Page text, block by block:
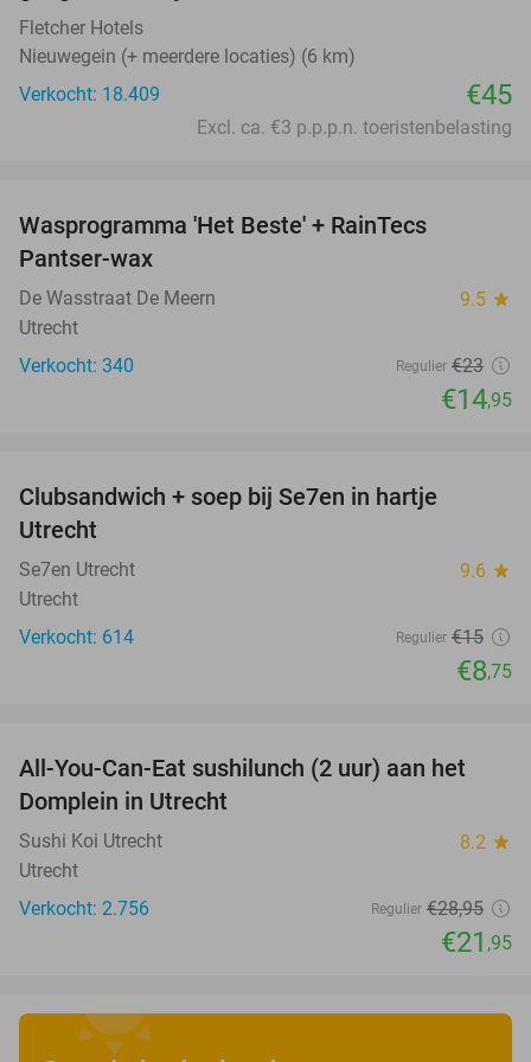
Fletcher Hotels
Nieuwegein (+ meerdere locaties) (6 km)
Verkocht: 18.409
€45
Excl. ca. €3 p.p.p.n. toeristenbelasting
Wasprogramma 'Het Beste' + RainTecs
Pantser-wax
De Wasstraat De Meern 9.5 star
Utrecht
Verkocht: 340
Regulier €23
€14,95
Clubsandwich + soep bij Se7en in hartje
Utrecht
Se7en Utrecht 9.6 star
Utrecht
Verkocht: 614
Regulier €15
€8,75
24%
All-You-Can-Eat sushilunch (2 uur) aan het
Domplein in Utrecht
Sushi Koi Utrecht 8.2 star
Utrecht
Verkocht: 2.756
Regulier €28,95
€21 ,95